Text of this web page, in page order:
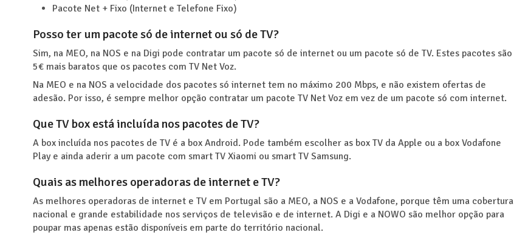
Pacote Net + Fixo (Internet e Telefone Fixo)
Posso ter um pacote só de internet ou só de TV?
Sim, na MEO, na NOS e na Digi pode contratar um pacote só de internet ou um pacote só de TV. Estes pacotes são
5€ mais baratos que os pacotes com TV Net Voz.
Na MEO e na NOS a velocidade dos pacotes só internet tem no máximo 200 Mbps, e não existem ofertas de
adesão. Por isso, é sempre melhor opção contratar um pacote TV Net Voz em vez de um pacote só com internet.
Que TV box está incluída nos pacotes de TV?
A box incluída nos pacotes de TV é a box Android. Pode também escolher as box TV da Apple ou a box Vodafone
Play e ainda aderir a um pacote com smart TV Xiaomi ou smart TV Samsung.
Quais as melhores operadoras de internet e TV?
As melhores operadoras de internet e TV em Portugal são a MEO, a NOS e a Vodafone, porque têm uma cobertura
nacional e grande estabilidade nos serviços de televisão e de internet. A Digi e a NOWO são melhor opção para
poupar mas apenas estão disponíveis em parte do território nacional.